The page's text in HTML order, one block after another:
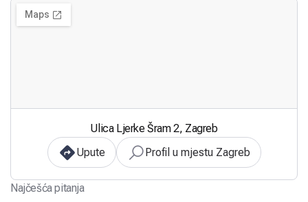
Ulica Ljerke Šram 2, Zagreb
Upute
Profil u mjestu Zagreb
Najčešća pitanja